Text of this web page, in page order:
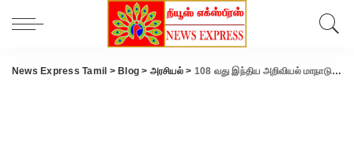
News Express Tamil > Blog > அரசியல்> 108 வது இந்திய அறிவியல் மாநாடு – இன்று பிரதமர் மோடி தொடங்கி வைத்தார்..!